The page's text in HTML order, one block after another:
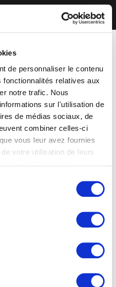
de personnaliser le contenu
relatives aux
notre trafic. Nous
sur l'utilisation de
de médias sociaux, de
combiner celles-ci
vous leur avez fournies
votre utilisation de leurs